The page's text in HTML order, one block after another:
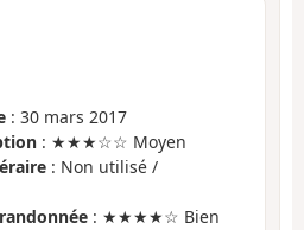
: 30 mars 2017
: ★★★☆☆ Moyen
: Non utilisé /
: ★★★★☆ Bien